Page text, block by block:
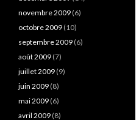
novembre 2009 (6)
octobre 2009 (10)
septembre 2009 (6)
août 2009 (7)
juillet 2009 (9)
juin 2009 (8)
mai 2009 (6)
avril 2009 (8)